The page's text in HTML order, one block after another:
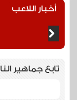
أخبار اللاعب
تابع جماهير